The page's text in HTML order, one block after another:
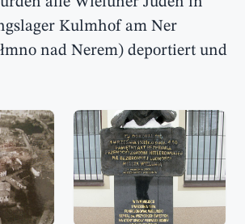
Kulmhof am Ner
nad Nerem) deportiert und